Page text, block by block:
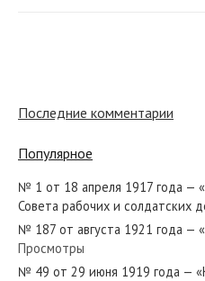
№ 108 от мая 1975 года —
Последние комментарии
Популярное
№ 1 от 18 апреля 1917 года —
Совета рабочих и солдатских
№ 187 от августа 1921 года —
Просмотры
№ 49 от 29 июня 1919 года —